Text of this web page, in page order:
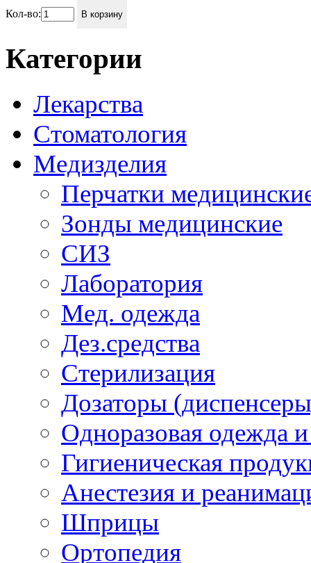
Кол-во: В корзину
Категории
Лекарства
Стоматология
Медизделия
Перчатки
Зонды медицинские
СИЗ
Лаборатория
Мед. одежда
Дез.средства
Стерилизация
Дозаторы
Одноразовая одежда и
Гигиеническая
Анестезия и
Шприцы
Ортопедия